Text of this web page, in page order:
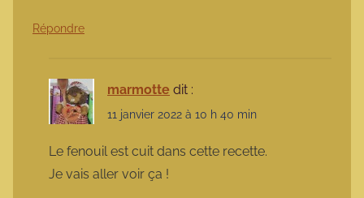
Répondre
marmotte dit :
11 janvier 2022 à 10 h 40 min
Le fenouil est cuit dans cette recette.
Je vais aller voir ça !